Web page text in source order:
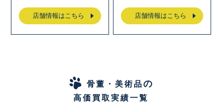
店舗情報はこちら 店舗情報はこちら
骨董・美術品の
高価買取実績一覧